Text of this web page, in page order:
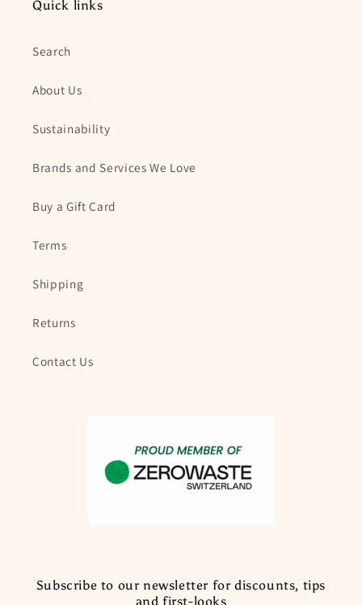
Quick links
Search
About Us
Sustainability
Brands and Services We Love
Buy a Gift Card
Terms
Shipping
Returns
Contact Us
Subscribe to our newsletter for discounts, tips
and first-looks